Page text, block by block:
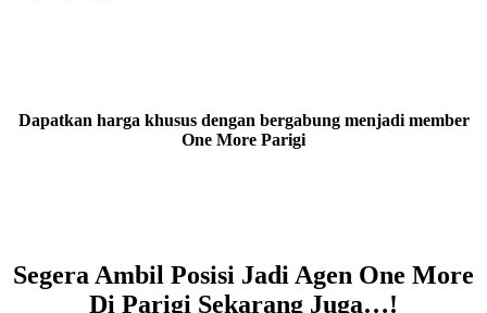
Dapatkan harga khusus dengan bergabung menjadi member
One More Parigi
Segera Ambil Posisi Jadi Agen One More
Di Parigi Sekarang Juga…!